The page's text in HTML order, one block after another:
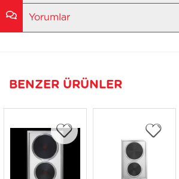
Yorumlar
BENZER ÜRÜNLER